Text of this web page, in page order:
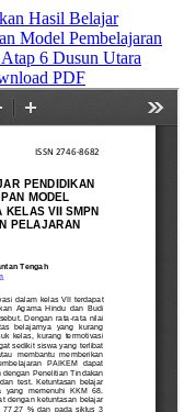
Hasil Belajar
Model Pembelajaran
6 Dusun Utara
PDF